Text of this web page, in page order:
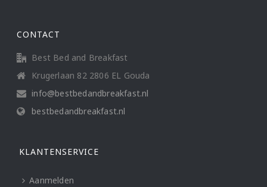
CONTACT
Best Bed and Breakfast
Krugerlaan 82 2806 EL Gouda
info@bestbedandbreakfast.nl
bestbedandbreakfast.nl
KLANTENSERVICE
Aanmelden